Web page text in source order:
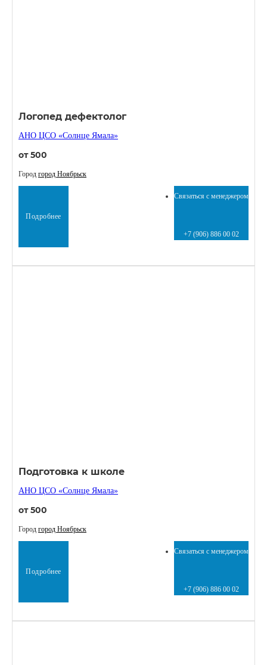
Логопед дефектолог
АНО ЦСО «Солнце Ямала»
от 500
Город город Ноябрьск
Подробнее
Связаться с менеджером
+7 (906) 886 00 02
Подготовка к школе
АНО ЦСО «Солнце Ямала»
от 500
Город город Ноябрьск
Подробнее
Связаться с менеджером
+7 (906) 886 00 02